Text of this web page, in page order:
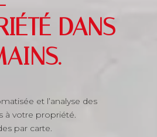
DANS
et l’analyse des
à votre propriété.
par carte.